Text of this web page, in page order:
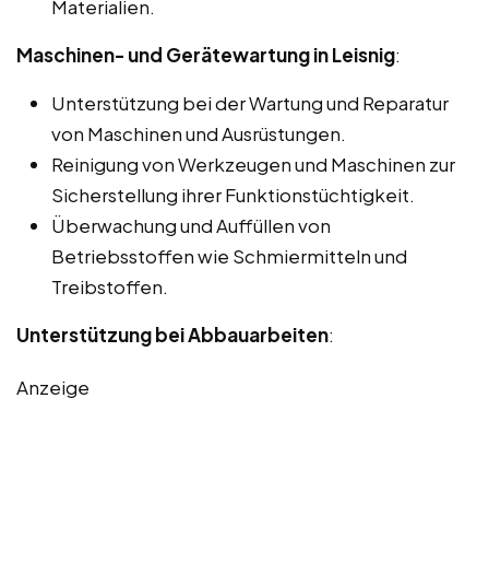
Materialien.
Maschinen- und Gerätewartung in Leisnig:
Unterstützung bei der Wartung und Reparatur
von Maschinen und Ausrüstungen.
Reinigung von Werkzeugen und Maschinen zur
Sicherstellung ihrer Funktionstüchtigkeit.
Überwachung und Auffüllen von
Betriebsstoffen wie Schmiermitteln und
Treibstoffen.
Unterstützung bei Abbauarbeiten:
Anzeige